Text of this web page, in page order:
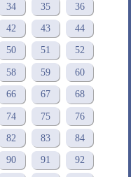
34 35 36
42 43 44
50 51 52
58 59 60
66 67 68
74 75 76
82 83 84
90 91 92